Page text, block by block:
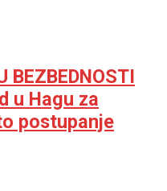
BEZBEDNOSTI
u Hagu za
postupanje